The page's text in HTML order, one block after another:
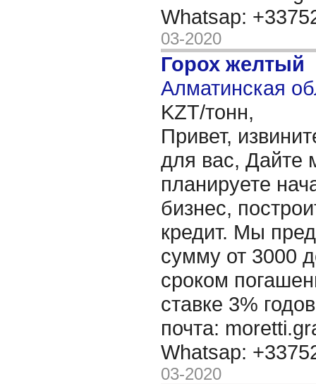
Whatsap:
03-2020
Горох желтый
Алматинская
KZT/тонн,
Привет,
для вас, Дайте
планируете
бизнес,
кредит. Мы
сумму от 3000
сроком
ставке 3%
почта:
Whatsap:
03-2020